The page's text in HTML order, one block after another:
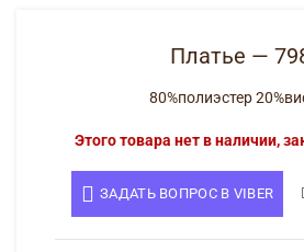
Платье —
80%полиэстер
Этого товара нет в наличии,
ЗАДАТЬ ВОПРОС В VIBER